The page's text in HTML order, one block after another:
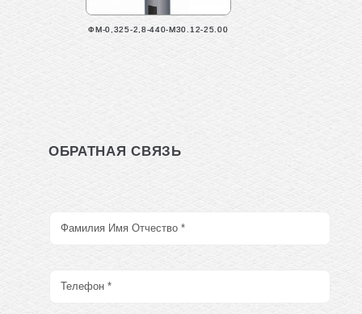
ФМ-0,325-2,8-440-М30.12-25.00
ОБРАТНАЯ СВЯЗЬ